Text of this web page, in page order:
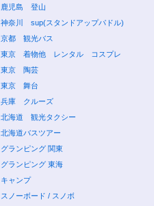
鹿児島 登山
神奈川 sup(スタンドアップパドル)
京都 観光バス
東京 着物他 レンタル コスプレ
東京 陶芸
東京 舞台
兵庫 クルーズ
北海道 観光タクシー
北海道バスツアー
グランピング 関東
グランピング 東海
キャンプ
スノーボード / スノボ